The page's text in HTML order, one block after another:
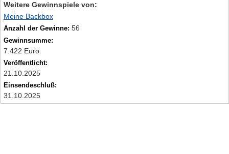
Weitere Gewinnspiele von:
Meine Backbox
Anzahl der Gewinne: 56
Gewinnsumme:
7.422 Euro
Veröffentlicht:
21.10.2025
Einsendeschluß:
31.10.2025